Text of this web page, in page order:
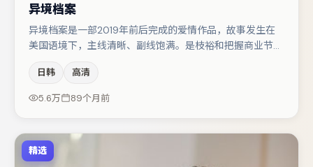
异境档案
异境档案是一部2019年前后完成的爱情作品，故事发生在
美国语境下，主线清晰、副线饱满。是枝裕和把握商业节奏
阵容包括木村拓哉、大鹏、王千源等，角色动机前后呼应，
适合喜欢抠台词与伏笔的观众。整体完成度较高，适合周末
日韩 高清
5.6万 89个月前
精选